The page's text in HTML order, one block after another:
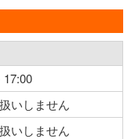
17:00
いしません
いしません